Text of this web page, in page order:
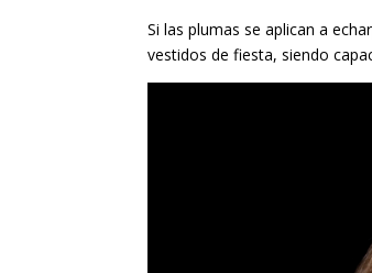
Si las plumas se aplican a
vestidos de fiesta, siendo